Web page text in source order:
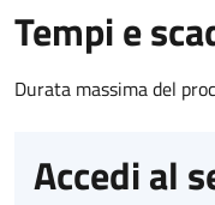
Tempi e
Durata massima del
Accedi al